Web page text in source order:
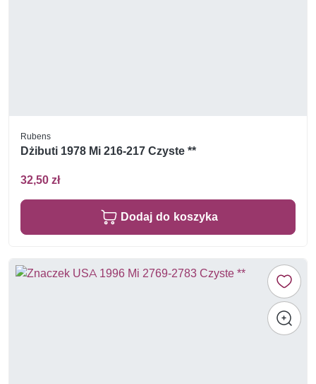
Rubens
Dżibuti 1978 Mi 216-217 Czyste **
32,50 zł
Dodaj do koszyka